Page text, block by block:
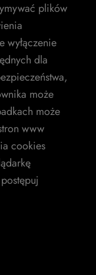
plików
wyłączenie
dla
może
może
www
cookies